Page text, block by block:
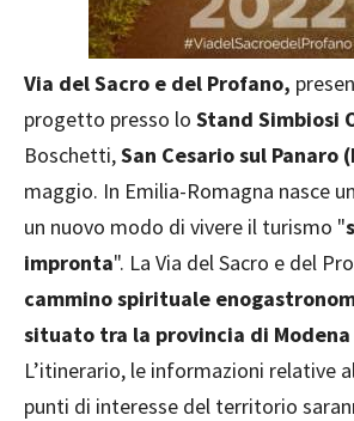
Via del Sacro e del Profano,
progetto presso lo Stand Simbiosi
Boschetti,San Cesario sul Panaro
maggio. In Emilia-Romagna nasce
un nuovo modo di vivere il turismo "
impronta". La Via del Sacro e del
cammino spirituale
situato tra la provincia di Modena
L’itinerario, le informazioni relative
punti di interesse del territorio